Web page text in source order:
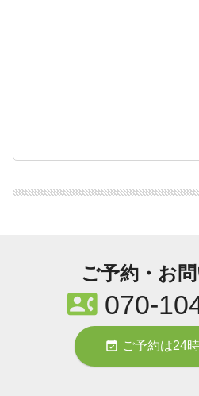
ご予約・お
contact_phone 070-
event_available ご予約は24